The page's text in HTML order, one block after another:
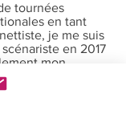
tournées
en tant
je me suis
en 2017
mon
artistes du